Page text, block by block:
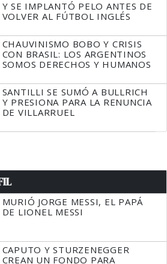
Y SE IMPLANTÓ PELO ANTES DE
VOLVER AL FÚTBOL INGLÉS
CHAUVINISMO BOBO Y CRISIS
CON BRASIL: LOS ARGENTINOS
SOMOS DERECHOS Y HUMANOS
SANTILLI SE SUMÓ A BULLRICH
Y PRESIONA PARA LA RENUNCIA
DE VILLARRUEL
MURIÓ JORGE MESSI, EL PAPÁ
DE LIONEL MESSI
CAPUTO Y STURZENEGGER
CREAN UN FONDO PARA